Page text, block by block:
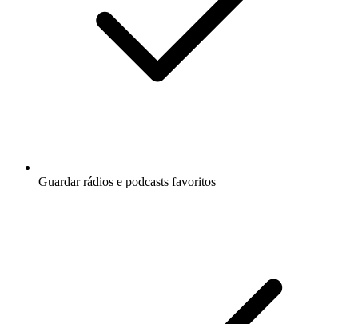
Guardar rádios e podcasts favoritos